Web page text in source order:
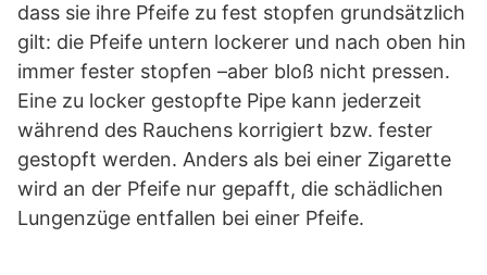
dass sie ihre Pfeife zu fest stopfen grundsätzlich
gilt: die Pfeife untern lockerer und nach oben hin
immer fester stopfen –aber bloß nicht pressen.
Eine zu locker gestopfte Pipe kann jederzeit
während des Rauchens korrigiert bzw. fester
gestopft werden. Anders als bei einer Zigarette
wird an der Pfeife nur gepafft, die schädlichen
Lungenzüge entfallen bei einer Pfeife.